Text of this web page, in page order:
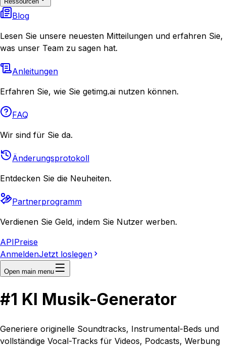
Blog
Lesen Sie unsere neuesten Mitteilungen und erfahren Sie,
was unser Team zu sagen hat.
Anleitungen
Erfahren Sie, wie Sie getimg.ai nutzen können.
FAQ
Wir sind für Sie da.
Änderungsprotokoll
Entdecken Sie die Neuheiten.
Partnerprogramm
Verdienen Sie Geld, indem Sie Nutzer werben.
APIPreise
AnmeldenJetzt loslegen
Open main menu
#1 KI Musik-Generator
Generiere originelle Soundtracks, Instrumental-Beds und
vollständige Vocal-Tracks für Videos, Podcasts, Werbung